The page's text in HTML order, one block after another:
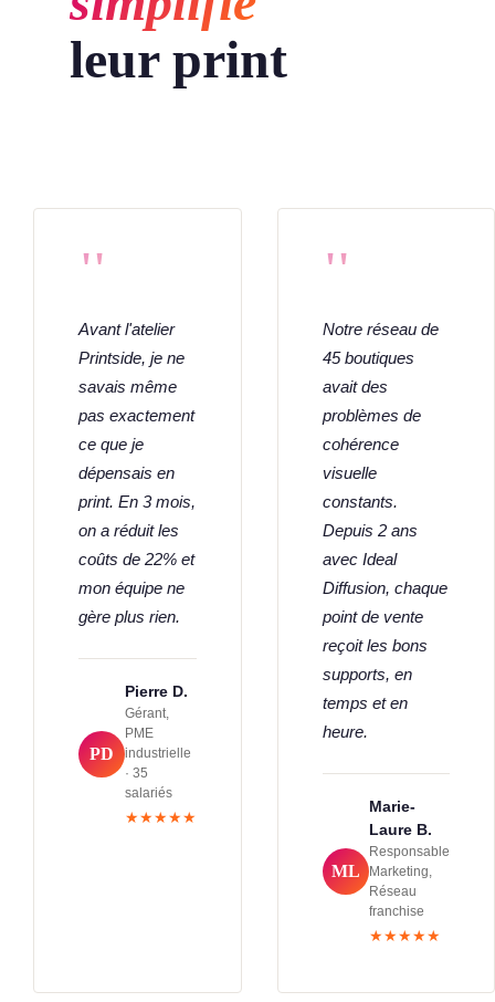
leur print
"
Avant l'atelier
Printside, je ne
savais même
pas exactement
ce que je
dépensais en
print. En 3 mois,
on a réduit les
coûts de 22% et
mon équipe ne
gère plus rien.
PD
Pierre D.
Gérant,
PME
industrielle
· 35
salariés
★★★★★
"
Notre réseau de
45 boutiques
avait des
problèmes de
cohérence
visuelle
constants.
Depuis 2 ans
avec Ideal
Diffusion, chaque
point de vente
reçoit les bons
supports, en
temps et en
heure.
ML
Marie-
Laure B.
Responsable
Marketing,
Réseau
franchise
★★★★★